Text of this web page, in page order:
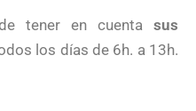
tener en cuenta sus
los días de 6h. a 13h.